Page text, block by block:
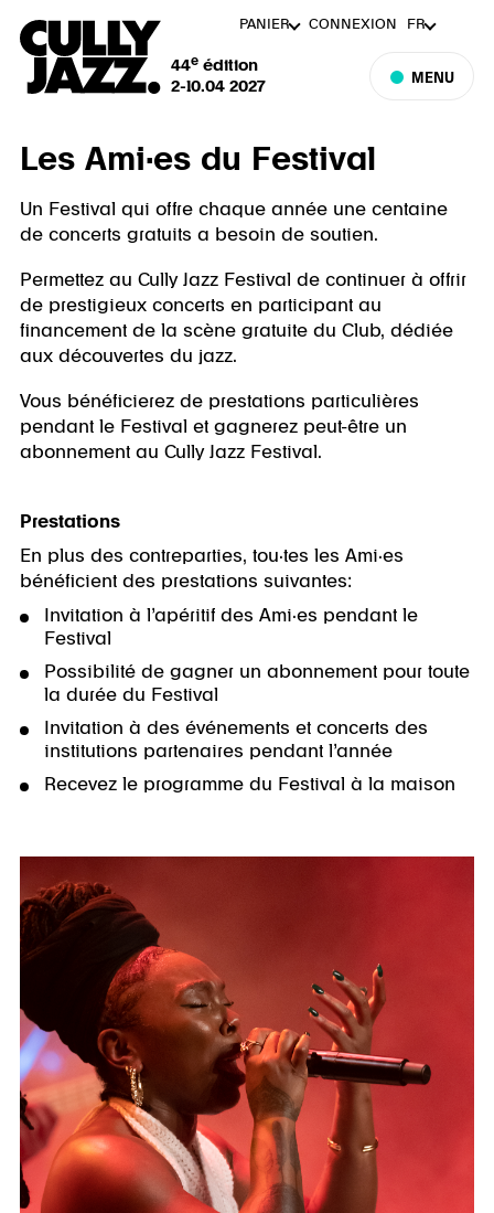
44eédition
2-10.04 2027
MENU
PANIER CONNEXION FR
Les Ami·es du Festival
Un Festival qui offre chaque année une centaine
de concerts gratuits a besoin de soutien.
Permettez au Cully Jazz Festival de continuer à offrir
de prestigieux concerts en participant au
financement de la scène gratuite du Club, dédiée
aux découvertes du jazz.
Vous bénéficierez de prestations particulières
pendant le Festival et gagnerez peut-être un
abonnement au Cully Jazz Festival.
Prestations
En plus des contreparties, tou·tes les Ami·es
bénéficient des prestations suivantes:
Invitation à l’apéritif des Ami·es pendant le
Festival
Possibilité de gagner un abonnement pour toute
la durée du Festival
Invitation à des événements et concerts des
institutions partenaires pendant l’année
Recevez le programme du Festival à la maison